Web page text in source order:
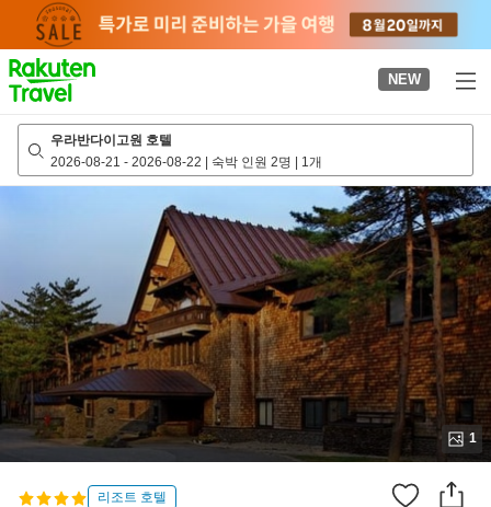
page
NEW
우라반다이고원 호텔
2026-08-21 - 2026-08-22 | 숙박 인원 2명 | 1개
1
리조트 호텔